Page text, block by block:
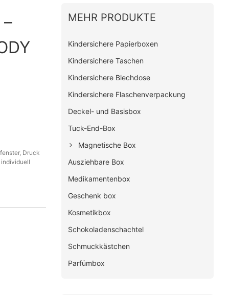
Druck
MEHR PRODUKTE
Kindersichere Papierboxen
Kindersichere Taschen
Kindersichere Blechdose
Kindersichere Flaschenverpackung
Deckel- und Basisbox
Tuck-End-Box
Magnetische Box
Ausziehbare Box
Medikamentenbox
Geschenk box
Kosmetikbox
Schokoladenschachtel
Schmuckkästchen
Parfümbox